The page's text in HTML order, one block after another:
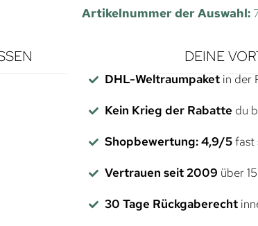
Artikelnummer der Auswahl:
DEINE
DHL-Weltraumpaketin der
Kein Krieg der Rabatte du
Shopbewertung: 4,9/5fast
Vertrauen seit 2009 über
30 Tage Rückgaberecht